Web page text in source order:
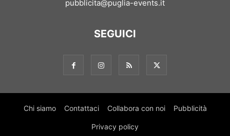
pubblicita@puglia-events.it
SEGUICI
Chi siamo Contattaci Collabora con noi Pubblicità
Privacy policy